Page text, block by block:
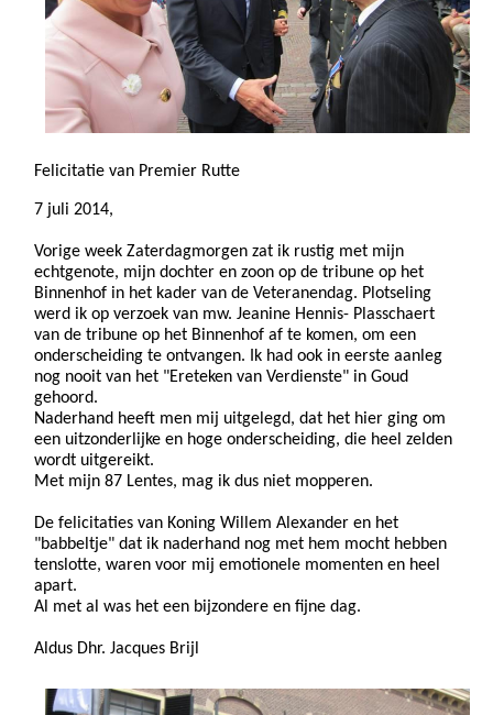
Felicitatie van Premier Rutte
7 juli 2014,
Vorige week Zaterdagmorgen zat ik rustig met mijn
echtgenote, mijn dochter en zoon op de tribune op het
Binnenhof in het kader van de Veteranendag. Plotseling
werd ik op verzoek van mw. Jeanine Hennis- Plasschaert
van de tribune op het Binnenhof af te komen, om een
onderscheiding te ontvangen. Ik had ook in eerste aanleg
nog nooit van het "Ereteken van Verdienste" in Goud
gehoord.
Naderhand heeft men mij uitgelegd, dat het hier ging om
een uitzonderlijke en hoge onderscheiding, die heel zelden
wordt uitgereikt.
Met mijn 87 Lentes, mag ik dus niet mopperen.
De felicitaties van Koning Willem Alexander en het
"babbeltje" dat ik naderhand nog met hem mocht hebben
tenslotte, waren voor mij emotionele momenten en heel
apart.
Al met al was het een bijzondere en fijne dag.
Aldus Dhr. Jacques Brijl